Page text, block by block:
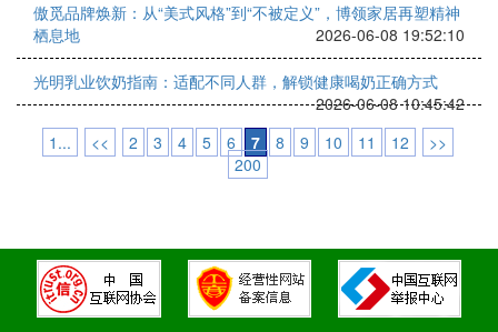
傲觅品牌焕新：从“美式风格”到“不被定义”，博领家居再塑精神
栖息地
2026-06-08 19:52:10
光明乳业饮奶指南：适配不同人群，解锁健康喝奶正确方式
2026-06-08 10:45:42
1...
<< 2 3 4 5 6 7 8 9 10 11 12
>>
200